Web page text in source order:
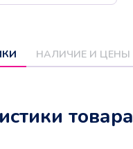
НАЛИЧИЕ И ЦЕНЫ
товара